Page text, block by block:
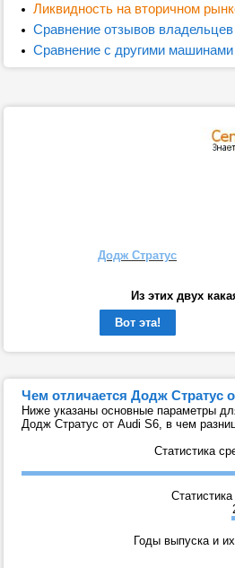
Ликвидность на вторичном
Сравнение отзывов владельцев
Сравнение с другими машинами
Додж Стратус
Из этих двух
Вот эта!
Чем отличается Додж Стратус
Ниже указаны основные параметры
Додж Стратус от Audi S6, в чем
Статистика
Годы выпуска и